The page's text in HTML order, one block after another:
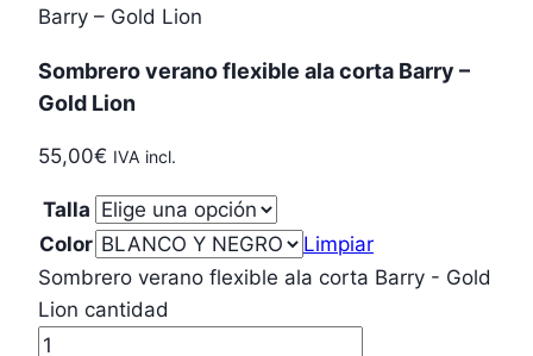
Barry – Gold Lion
Sombrero verano flexible ala corta Barry –
Gold Lion
55,00€ IVA incl.
Talla
Color
Limpiar
Sombrero verano flexible ala corta Barry - Gold
Lion cantidad